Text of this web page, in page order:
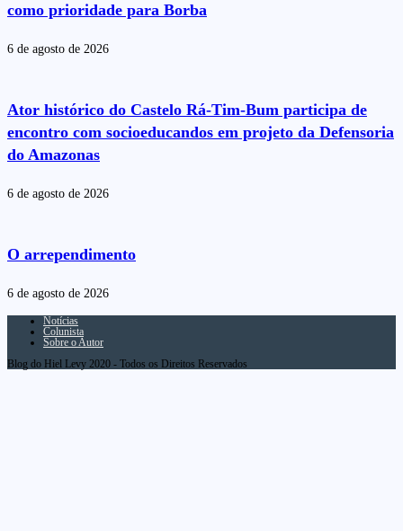
como prioridade para Borba
6 de agosto de 2026
Ator histórico do Castelo Rá-Tim-Bum participa de
encontro com socioeducandos em projeto da Defensoria
do Amazonas
6 de agosto de 2026
O arrependimento
6 de agosto de 2026
Notícias
Colunista
Sobre o Autor
Blog do Hiel Levy 2020 - Todos os Direitos Reservados